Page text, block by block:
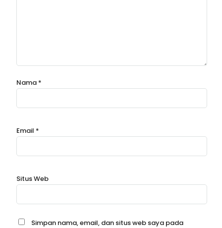
Nama *
Email *
Situs Web
Simpan nama, email, dan situs web saya pada